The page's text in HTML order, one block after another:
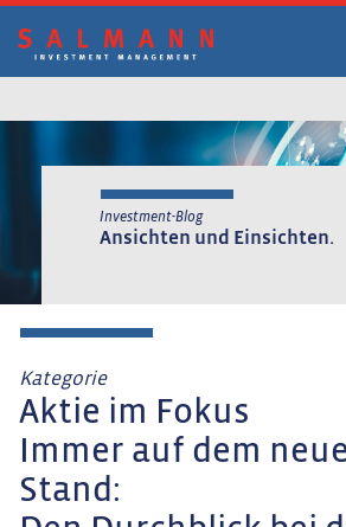
Inhalt
springen
Investment-Blog
Ansichten und Einsichten.
Kategorie
Aktie im Fokus
Immer auf dem
Stand: